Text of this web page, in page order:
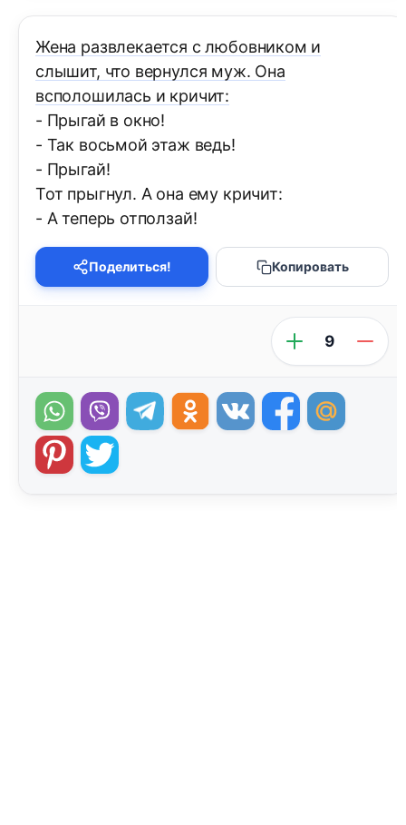
Жена развлекается с любовником и
слышит, что вернулся муж. Она
всполошилась и кричит:
- Прыгай в окно!
- Так восьмой этаж ведь!
- Прыгай!
Тот прыгнул. А она ему кричит:
- А теперь отползай!
Поделиться! Копировать
9